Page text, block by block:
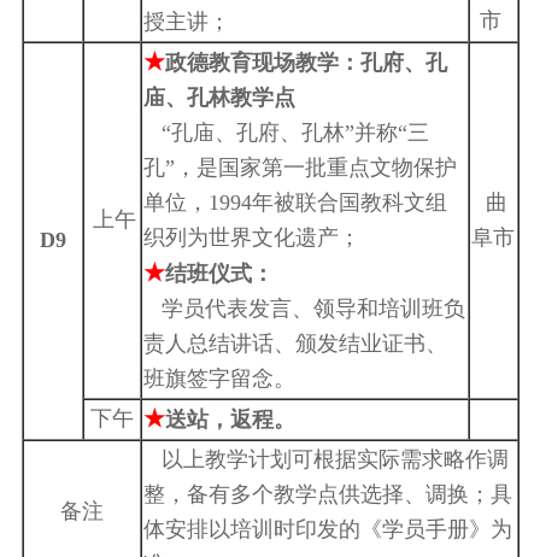
授主讲；
市
D9
上午
★政德教育现场教学：孔府、孔
庙、孔林教学点
“孔庙、孔府、孔林”并称“三
孔”，是国家第一批重点文物保护
单位，1994年被联合国教科文组
织列为世界文化遗产；
★结班仪式：
学员代表发言、领导和培训班负
责人总结讲话、颁发结业证书、
班旗签字留念。
曲
阜市
下午 ★送站，返程。
备注
以上教学计划可根据实际需求略作调
整，备有多个教学点供选择、调换；具
体安排以培训时印发的《学员手册》为